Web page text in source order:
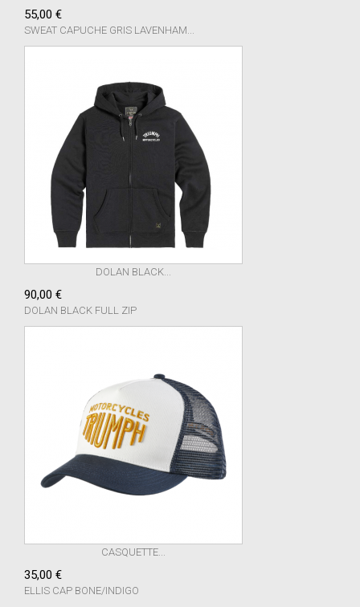
55,00 €
SWEAT CAPUCHE GRIS LAVENHAM...
DOLAN BLACK...
90,00 €
DOLAN BLACK FULL ZIP
CASQUETTE...
35,00 €
ELLIS CAP BONE/INDIGO